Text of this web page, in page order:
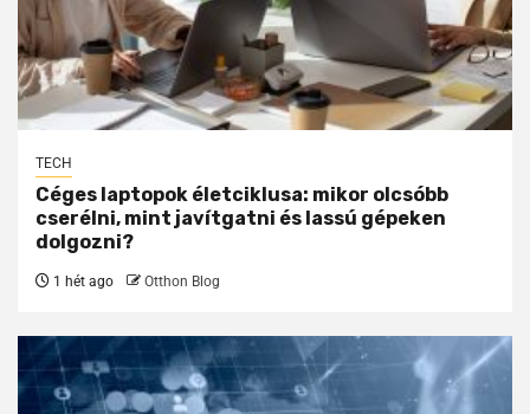
TECH
Céges laptopok életciklusa: mikor olcsóbb
cserélni, mint javítgatni és lassú gépeken
dolgozni?
1 hét ago Otthon Blog